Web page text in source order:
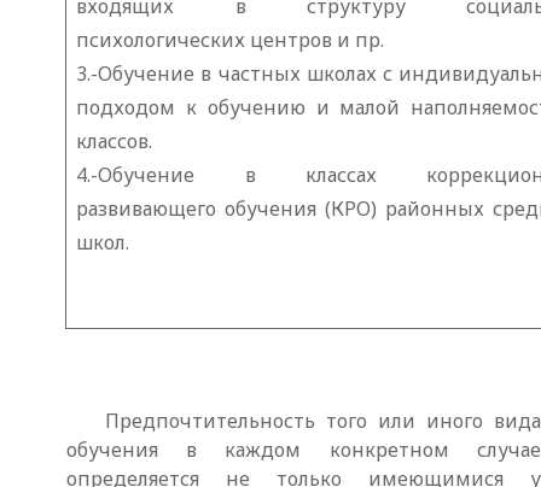
входящих в структуру
психологических центров и пр.
3.-Обучение в частных школах с
подходом к обучению и малой
классов.
4.-Обучение в классах
развивающего обучения (КРО) районных
школ.
Предпочтительность того или иного вида
обучения в каждом конкретном случае
определяется не только имеющимися у